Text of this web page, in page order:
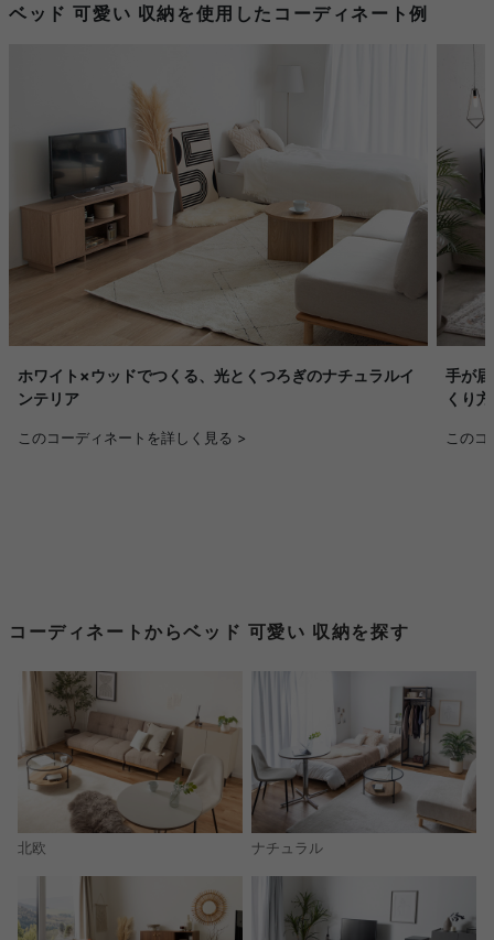
ベッド 可愛い 収納を使用したコーディネート例
ホワイト×ウッドでつくる、光とくつろぎのナチュラルイ
ンテリア
このコーディネートを詳しく見る >
手が
くり方
この
コーディネートからベッド 可愛い 収納を探す
北欧 ナチュラル